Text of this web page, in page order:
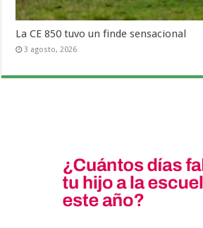
La CE 850 tuvo un finde sensacional
3 agosto, 2026